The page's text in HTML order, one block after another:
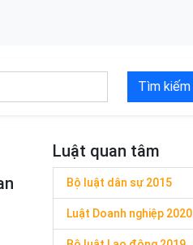
Tìm kiếm
Luật quan tâm
Bộ luật dân sự 2015
Luật Doanh nghiệp 2020